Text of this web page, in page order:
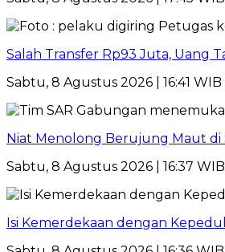
Salah Transfer Rp93 Juta, Uang
Sabtu, 8 Agustus 2026 | 16:41 WIB
Niat Menolong Berujung Maut di
Sabtu, 8 Agustus 2026 | 16:37 WIB
Isi Kemerdekaan dengan